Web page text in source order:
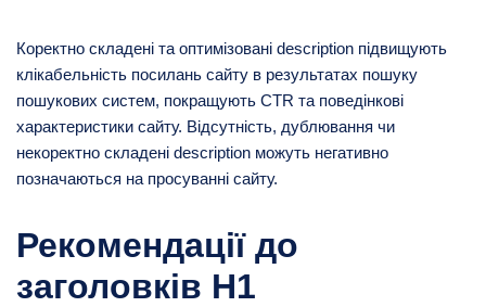
Коректно складені та оптимізовані description підвищують
клікабельність посилань сайту в результатах пошуку
пошукових систем, покращують CTR та поведінкові
характеристики сайту. Відсутність, дублювання чи
некоректно складені description можуть негативно
позначаються на просуванні сайту.
Рекомендації до
заголовків H1